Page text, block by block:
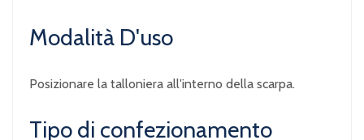
Modalità D'uso
Posizionare la talloniera all'interno della scarpa.
Tipo di confezionamento